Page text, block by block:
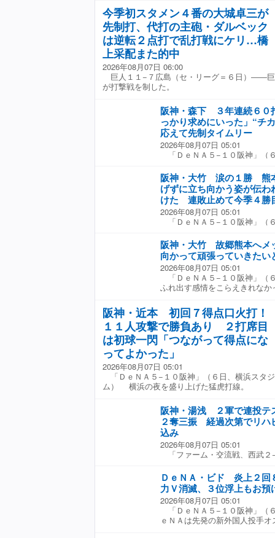
の強さというのは、これから
明日以降、楽しみにしたいと
が効いた。リズムをつけてい
れは時と場合によるんじゃな
ックタイガースですか。楽し
も来ると思うし、選手たちが
す」
た。 広島にとって特別な日
号は８６。胸に「ＰＥＡＣＥ
色の折り鶴がデザインされた
は、深呼吸して思い切り腕を
ーバウンド投球で終えた。 「
ながら投げました。被爆者の
させていただいた。僕が投げ
ただいた』という感じです」
子。特別な日に寄せられた思
サダー」を務め、広島の街や
は原爆資料館を初めて訪問し
式典に参列。被爆者の生の証
惨劇の記憶と向き合った。 対
がある。 「８月６日の（午前
とが起きるとは誰も思ってい
謝なんだと言われていたんで
の暮らしが、いかに尊いもの
へ通うことや働くこと、そし
「当たり前の日常」も平和だ
を楽しみ、自身がマウンドか
えのない宝物だった。 広島
るのは３年ぶりだった。大型
映し出された。半旗が掲げら
られた。五回終了時に、村上
ジョン・レノン作詞作曲の「
つになった。マツダスタジア
瞬間だった。 カープは広島
る人々に勇気を与え続けてき
じゃないかなという確信は得
して、大勢のファンの胸へ真
◇ ◇ ガルシアはシーズン途
で１軍に昇格した。知らず知
わされながら、５日の初本塁
安打。声援は次第に非難の声
監督、ベンチはスタメンで起
る。 「まだ粗削りだけと日本
る」。スカウトの眼を信じて
タメンに送る。加えてデータ
０キロ台。これはドジャース
術だ。 球団首脳は言う。「あ
は、パワーだけではない。外
たら打てるか？そうじゃない
どうか。そのために上で打席
ントの我慢と判断が生んだ２
札の予感が漂う。（デイリー
今季初スタメン４番の大城卓三が
先制打、代打の主砲・ダルベック
は逆転２点打で乱打戦にケリ…橋
上采配また的中
2026年08月07日 06:00
巨人１１−７広島（セ・リーグ＝６日）――
が打撃戦を制した。
阪神・森下 ３年連続６０
っかり求めにいった」“チ
応えて先制タイムリー
2026年08月07日 05:01
「ＤｅＮＡ５−１０阪神」
回７得点の先制攻撃へ勢いづ
しっかり求めにいった」。森
う先制タイムリー。塁上に立
りを攻めた。近本＆中野の１
回無死二、三塁。カウント１
発・ビドの外寄りスライダー
げ。ラッキーヒットだったな
となったゴロ打球は二塁ベー
点打となった。 これでセ・リ
１打点。さらにプロ２年目の
打点突破だ。一方で八回の先
ーズン自己最多で両リーグト
さが増す。８月に入ってから
へ一丸で挑む真夏の戦い。そ
く。
阪神・大竹 涙の１勝 熊
げずに立ち向かう姿が伝
けた 連敗止めて今季４勝
2026年08月07日 05:01
「ＤｅＮＡ５−１０阪神」
（３１）が６回３失点で、チ
合後のヒーローインタビュー
について問われて涙を流した
ても大きな一勝となり、これ
いく。 故郷への想いが、一
ローインタビューで被災した
たり前の生活ができて、当た
ないとすごく感じた。今シー
げ出したいような時もあるん
と苦しい状況を打開しようと
も逃げずに立ち向かう姿が、
ます」 熊本が心配ではないと
れでもマウンド上ではいつも
立ち向かった。初回から味方
開く難しい状況に。ただ、「
着いていた。失点はしたが、
の緩急を生かし、６回３失点
園）以来となる４勝目を挙げ
７月２８日、天災が襲いかか
し、熊本に帰省していた。そ
機が欠航となり、熊本市内の
ショッキングなニューも飛び
ールで爆発事故が発生。少年
で起きた惨事。「なじみのあ
んいますし、そういうことを
になってしまった」と抑えて
この日が震災発生後、最初の
阪神・大竹 故郷熊本へメ
向かって頑張っていきたい
2026年08月07日 05:01
「ＤｅＮＡ５−１０阪神」
ふれ出す感情をこらえきれな
合後のヒーローインタビュー
について問われて涙を流し
「点は取られましたけど、切
ところは、見せられたかなと
取っていたか。 「もちろん
は目に入る。熊本の家族、友
てます」 −登板前に両親と
に関係なく頑張ってねという
り受け止めて。余震は続いて
ど」 −熊本へのメッセージ
みながら、日本一に向かって
阪神・近本 初回７得点口火打！
１１人攻撃で勝負あり ２打席目
は初球一閃「つながって得点にな
ってよかった」
2026年08月07日 05:01
「ＤｅＮＡ５−１０阪神」（６日、横浜スタ
ム） 横浜の夜を盛り上げた猛虎打線。
阪神・湯浅 ２軍で連投
２奪三振 経過次第でリハ
込み
2026年08月07日 05:01
「ファーム・交流戦、西武
から１軍復帰を目指す阪神・
クするなど“連投テスト”を完
ハビリ組から外れる見込みと
を許した場面だったが、この
上がった。ただ、先頭・金子
三塁打を献上。いきなりピン
ＤｅＮＡ・ビド 炎上２
力Ｖ消滅、３位浮上もお預
2026年08月07日 05:01
「ＤｅＮＡ５−１０阪神」
ｅＮＡは先発の新外国人投手